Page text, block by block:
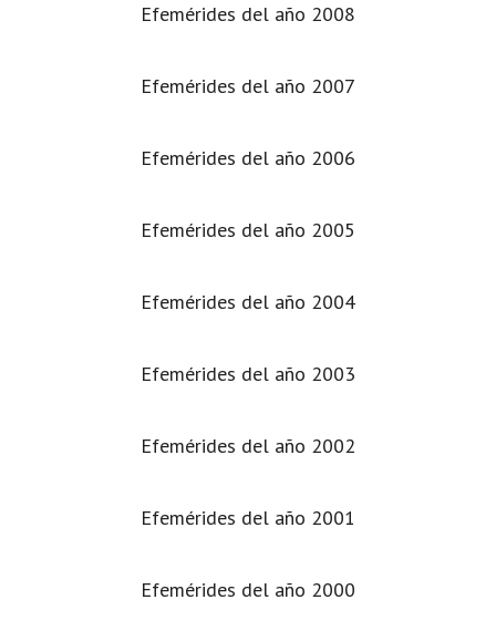
Efemérides del año 2008
Efemérides del año 2007
Efemérides del año 2006
Efemérides del año 2005
Efemérides del año 2004
Efemérides del año 2003
Efemérides del año 2002
Efemérides del año 2001
Efemérides del año 2000